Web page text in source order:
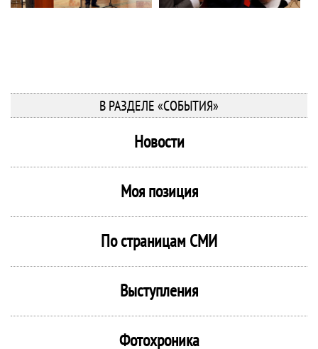
В РАЗДЕЛЕ «СОБЫТИЯ»
Новости
Моя позиция
По страницам СМИ
Выступления
Фотохроника